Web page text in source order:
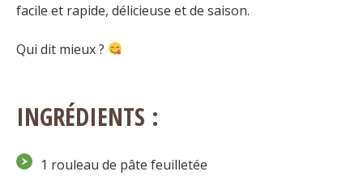
facile et rapide, délicieuse et de saison.
Qui dit mieux ?
INGRÉDIENTS :
1 rouleau de pâte feuilletée